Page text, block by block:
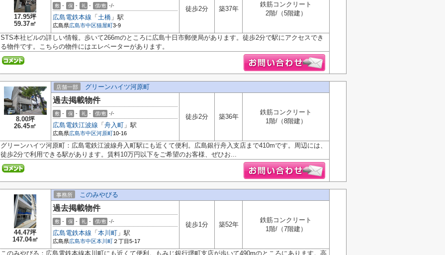
17.95坪
59.37㎡
敷 - 保 - 礼 - 償/敷 -/-
広島電鉄本線 「 土橋 」駅
広島県広島市中区猫屋町3-9
徒歩2分 築37年
鉄筋コンクリート
2階/（5階建）
STS本社ビルの詳しい情報。歩いて266mのところに広島十日市郵便局があります。徒歩2分で駅にアクセスでき
る物件です。こちらの物件にはエレベーターがあります。
8.00坪
26.45㎡
店舗一部 グリーンハイツ河原町
過去掲載物件
敷 - 保 - 礼 - 償/敷 -/-
広島電鉄江波線 「 舟入町 」駅
広島県広島市中区河原町10-16
徒歩2分 築36年
鉄筋コンクリート
1階/（8階建）
グリーンハイツ河原町：広島電鉄江波線舟入町駅にも近くて便利。広島銀行舟入支店まで410mです。周辺には、
徒歩2分で利用できる駅があります。賃料10万円以下をご希望のお客様、ぜひお...
44.47坪
147.04㎡
事務所 このみやびる
過去掲載物件
敷 - 保 - 礼 - 償/敷 -/-
広島電鉄本線 「 本川町 」駅
広島県広島市中区本川町 ２丁目5-17
徒歩1分 築52年
鉄筋コンクリート
1階/（7階建）
このみやびる：広島電鉄本線本川町にも近くて便利。もみじ銀行堺町支店が歩いて490mのところにあります。高